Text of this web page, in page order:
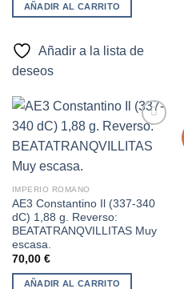
AÑADIR AL CARRITO
Añadir a la lista de
deseos
deseos
IMPERIO ROMANO
AE3 Constantino Il (337-340
dC) 1,88 g. Reverso:
BEATATRANQVILLITAS Muy
escasa.
70,00 €
AÑADIR AL CARRITO